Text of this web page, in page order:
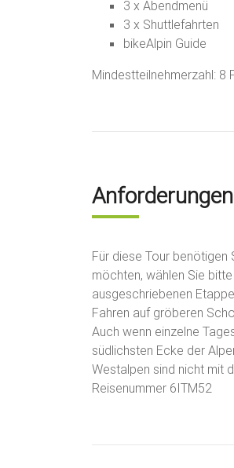
3 x Abendmenü
3 x Shuttlefahrten
bikeAlpin Guide
Mindestteilnehmerzahl: 8
Anforderungen
Für diese Tour benötigen
möchten, wählen Sie
ausgeschriebenen
Fahren auf gröberen
Auch wenn einzelne
südlichsten Ecke der
Westalpen sind nicht mit
Reisenummer 6ITM52